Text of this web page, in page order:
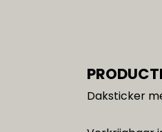
Daksticker